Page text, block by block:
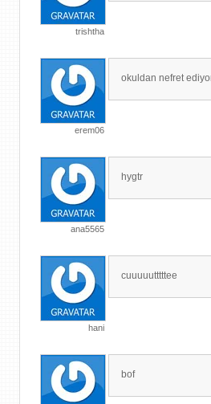
trishtha
erem06
okuldan nefret
ana5565
hygtr
hani
cuuuuutttttee
bof